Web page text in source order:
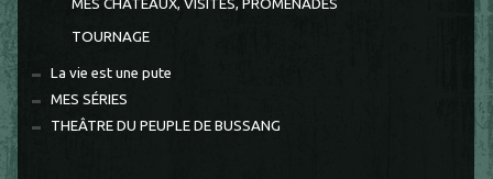
MES CHÂTEAUX, VISITES, PROMENADES
TOURNAGE
La vie est une pute
MES SÉRIES
THEÂTRE DU PEUPLE DE BUSSANG